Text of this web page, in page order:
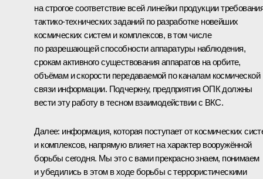
на строгое соответствие всей линейки продукции
тактико‑технических заданий по разработке новейших
космических систем и комплексов, в том числе
по разрешающей способности аппаратуры наблюдения,
срокам активного существования аппаратов на орбите,
объёмам и скорости передаваемой по каналам космической
связи информации. Подчеркну, предприятия ОПК должны
вести эту работу в тесном взаимодействии с ВКС.
Далее: информация, которая поступает от космических
и комплексов, напрямую влияет на характер вооружённой
борьбы сегодня. Мы это с вами прекрасно знаем, понимаем
и убедились в этом в ходе борьбы с террористическими